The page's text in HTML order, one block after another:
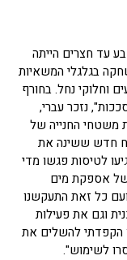
עד חצרים הייתה
בגלגלי המשאיות
וחלוקי נחל. בחורף
נזכר עברי,
משטחי החנייה של
חדש ששינה את
לטיסות פגשו מדי
של אספקת מים
ועם כל זאת התעקשנו
וגם את פעילות
הקפדתי להשלים את
לשימוש".